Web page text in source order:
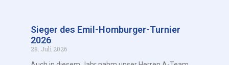
Sieger des Emil-Homburger-Turnier
2026
28. Juli 2026